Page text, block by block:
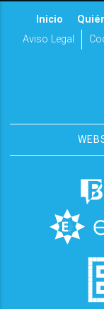
Inicio
Aviso Legal